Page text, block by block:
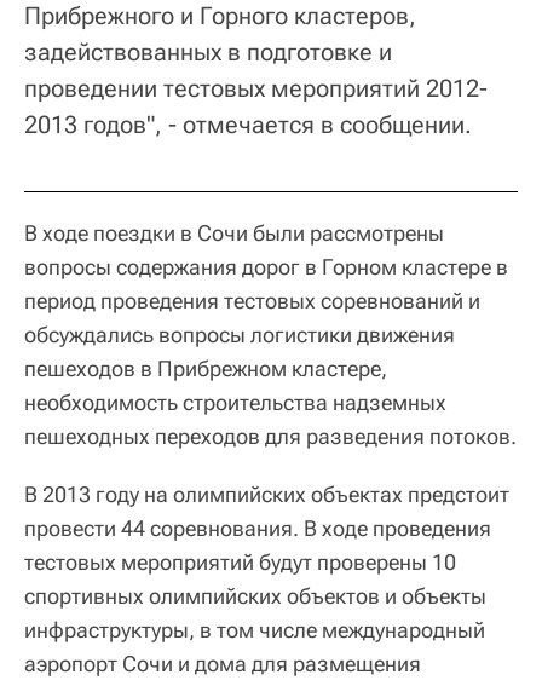
Прибрежного и Горного кластеров,
задействованных в подготовке и
проведении тестовых мероприятий 2012-
2013 годов", - отмечается в сообщении.
В ходе поездки в Сочи были рассмотрены
вопросы содержания дорог в Горном кластере в
период проведения тестовых соревнований и
обсуждались вопросы логистики движения
пешеходов в Прибрежном кластере,
необходимость строительства надземных
пешеходных переходов для разведения потоков.
В 2013 году на олимпийских объектах предстоит
провести 44 соревнования. В ходе проведения
тестовых мероприятий будут проверены 10
спортивных олимпийских объектов и объекты
инфраструктуры, в том числе международный
аэропорт Сочи и дома для размещения